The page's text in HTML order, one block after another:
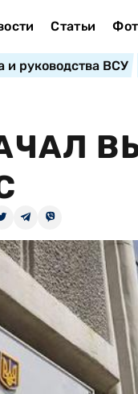
Статьи
и руководства ВСУ